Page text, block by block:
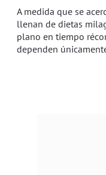
A medida que se
llenan de dietas
plano en tiempo
dependen